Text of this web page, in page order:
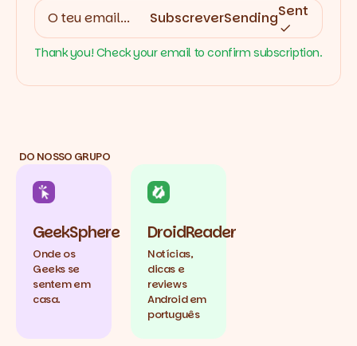
SubscreverSendingSent
Thank you! Check your email to confirm subscription.
DO NOSSO GRUPO
GeekSphere
Onde os
Geeks se
sentem em
casa.
DroidReader
Notícias,
dicas e
reviews
Android em
português